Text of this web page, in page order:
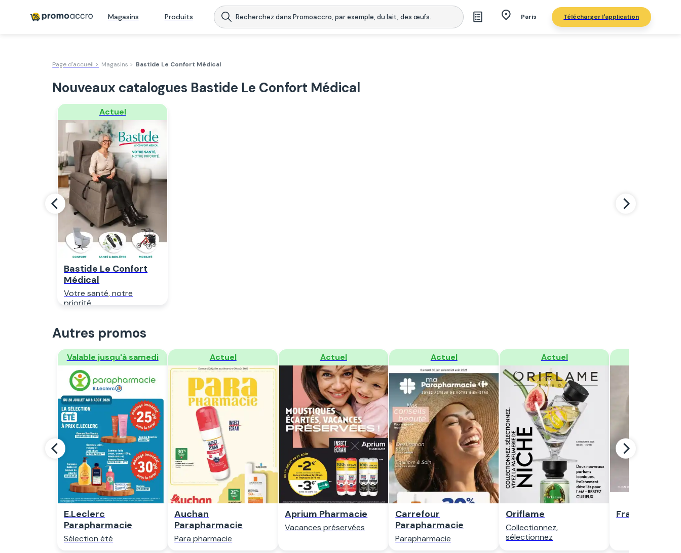
Magasins Produits Paris Télécharger l'application
Page d'accueil > Magasins > Bastide Le Confort Médical
Nouveaux catalogues Bastide Le Confort Médical
Regarder
Bastide Le Confort
Médical
Votre santé, notre
priorité
Autres promos
Regarder
E.Leclerc
Parapharmacie
Sélection été
Regarder
Auchan
Parapharmacie
Para pharmacie
Regarder
Aprium Pharmacie
Vacances préservées
Regarder
Carrefour
Parapharmacie
Parapharmacie
Regarder
Oriflame
Collectionnez,
sélectionnez
Fragonard